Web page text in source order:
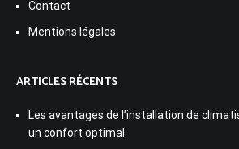
Contact
Mentions légales
ARTICLES RÉCENTS
Les avantages de l’installation de
un confort optimal